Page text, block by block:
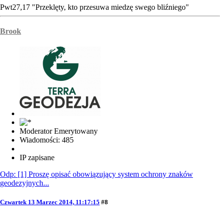
Pwt27,17 "Przeklęty, kto przesuwa miedzę swego bliźniego"
Brook
Moderator Emerytowany
Wiadomości: 485
IP zapisane
Odp: [1] Proszę opisać obowiązujący system ochrony znaków
geodezyjnych...
Czwartek 13 Marzec 2014, 11:17:15 #8